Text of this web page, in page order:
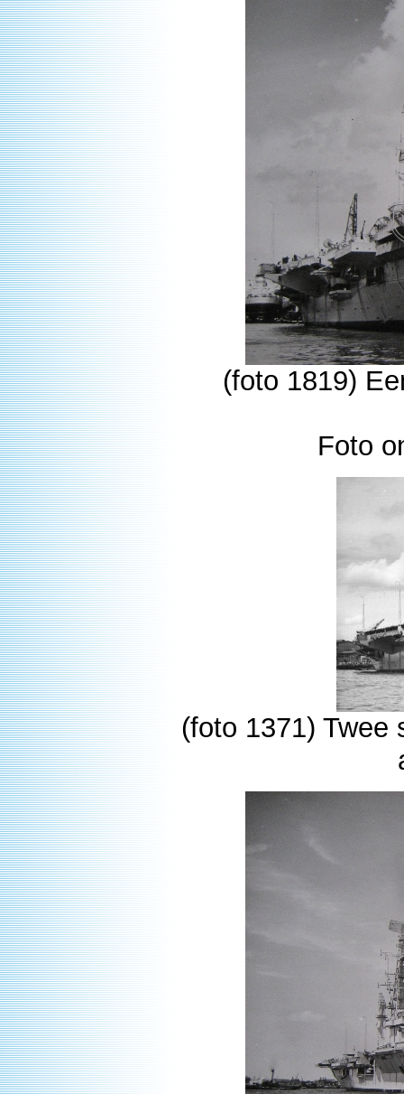
(foto 1819)
Foto
(foto 1371) Twee